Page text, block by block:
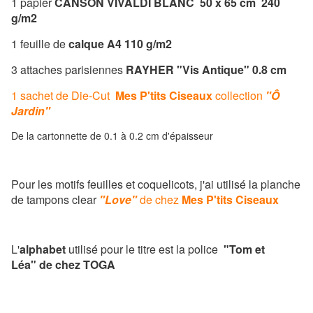
g/m2
1 feuille decalque A4 110 g/m2
3 attaches parisiennes RAYHER "Vis Antique" 0.8 cm
1 sachet de Die-Cut Mes P'tits Ciseauxcollection "Ô
Jardin"
De la cartonnette de 0.1 à 0.2 cm d'épaisseur
Pour les motifs feuilles et coquelicots, j'ai utilisé la planche
de tampons clear "Love"de chez Mes P'tits Ciseaux
L'alphabet utilisé pour le titre est la police "Tom et
Léa" de chezTOGA